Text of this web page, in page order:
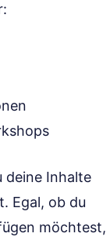
deine Inhalte
Egal, ob du
möchtest,